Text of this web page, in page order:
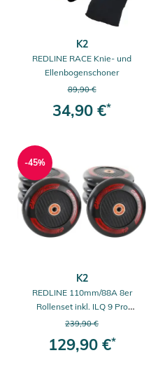
K2
REDLINE RACE Knie- und
Ellenbogenschoner
89,90 €
34,90 €*
K2
REDLINE 110mm/88A 8er
Rollenset inkl. ILQ 9 Pro
Kugellager
239,90 €
129,90 €*
-45%